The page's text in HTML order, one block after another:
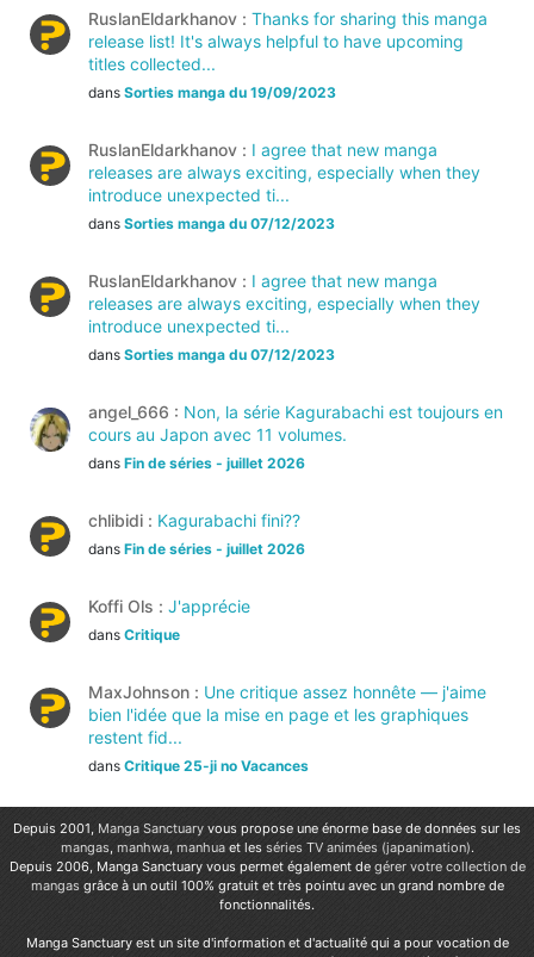
RuslanEldarkhanov : Thanks for sharing this manga
release list! It's always helpful to have upcoming
titles collected...
dans Sorties manga du 19/09/2023
RuslanEldarkhanov : I agree that new manga
releases are always exciting, especially when they
introduce unexpected ti...
dans Sorties manga du 07/12/2023
RuslanEldarkhanov : I agree that new manga
releases are always exciting, especially when they
introduce unexpected ti...
dans Sorties manga du 07/12/2023
angel_666 : Non, la série Kagurabachi est toujours en
cours au Japon avec 11 volumes.
dans Fin de séries - juillet 2026
chlibidi : Kagurabachi fini??
dans Fin de séries - juillet 2026
Koffi Ols : J'apprécie
dans Critique
MaxJohnson : Une critique assez honnête — j'aime
bien l'idée que la mise en page et les graphiques
restent fid...
dans Critique 25-ji no Vacances
Depuis 2001, Manga Sanctuary vous propose une énorme base de données sur les
mangas, manhwa, manhuaet les séries TV animées (japanimation).
Depuis 2006, Manga Sanctuary vous permet également de gérer votre collection de
mangas grâce à un outil 100% gratuit et très pointu avec un grand nombre de
fonctionnalités.
Manga Sanctuary est un site d'information et d'actualité qui a pour vocation de